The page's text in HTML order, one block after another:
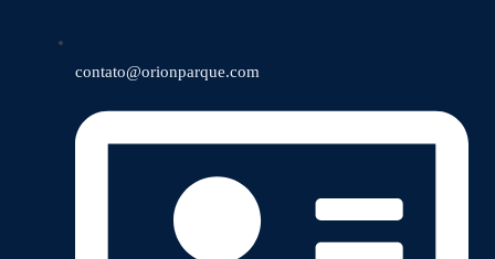
contato@orionparque.com